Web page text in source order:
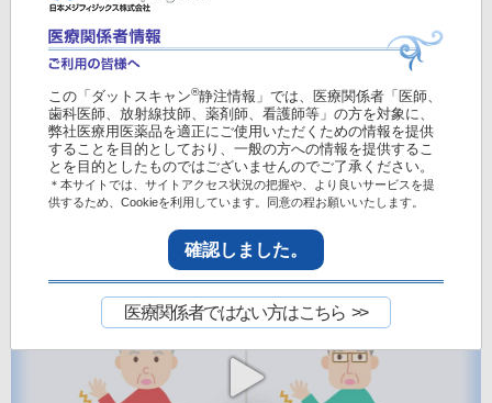
● 掲載されている薬剤の使用にあたっては、各製剤の最
新の電子添文を参照ください。
● 紹介した症例は臨床症例の一部を紹介したもので、全
ての症例が同様な結果を示すわけではありません。
この「ダットスキャン®静注情報」では、医療関係者「医師、
歯科医師、放射線技師、薬剤師、看護師等」の方を対象に、
弊社医療用医薬品を適正にご使用いただくための情報を提供
することを目的としており、一般の方への情報を提供するこ
とを目的としたものではございませんのでご了承ください。
＊本サイトでは、サイトアクセス状況の把握や、より良いサービスを提
供するため、Cookieを利用しています。同意の程お願いいたします。
確認しました。
医療関係者ではない方はこちら